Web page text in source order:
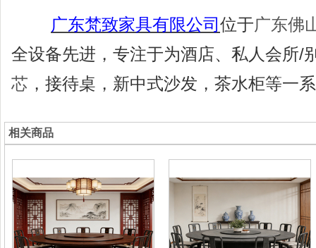
广东梵致家具有限公司位于广东佛
全设备先进，专注于为酒店、私人会所/
芯 ，接待桌，新中式沙发，茶水柜等一
相关商品